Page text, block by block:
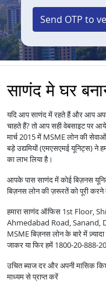
Send OTP to
साणंद मे घर
यदि आप साणंद में रहते हैं और आप
चाहते हैं? तो आप सही वेबसाइट पर
मार्च 2015 में MSME लोन की
बड़े उद्यमियों (एमएसएमई यूनिट्स) ने
का लाभ लिया है।
आपके पास साणंद में कोई बिज़नस
बिज़नस लोन की ज़रूरतें को पूरी करने
हमारा साणंद ऑफिस 1st Floor,
Ahmedabad Road, Sanand,
MSME बिज़नस लोन के बारे में
जाकर या फिर हमें 1800-20-888-
उचित ब्याज दर और अपनी मासिक
माध्यम से प्राप्त करें